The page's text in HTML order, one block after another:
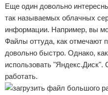
Еще один довольно
так называемых облачных
информации. Например, вы
Файлы оттуда, как отмечают
довольно быстро. Однако,
использовать
работать.